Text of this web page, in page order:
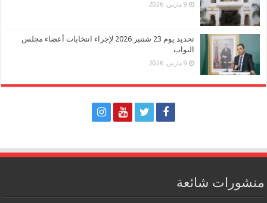
9 مارس، 2026
تحديد يوم 23 شتنبر 2026 لإجراء انتخابات أعضاء مجلس
النواب
9 مارس، 2026
منشورات شائعة